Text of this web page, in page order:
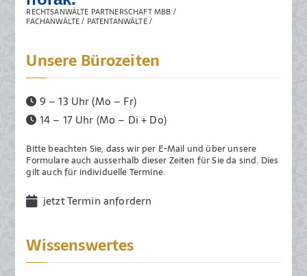
RECHTSANWÄLTE PARTNERSCHAFT MBB /
FACHANWÄLTE / PATENTANWÄLTE /
Unsere Bürozeiten
9 – 13 Uhr (Mo – Fr)
14 – 17 Uhr (Mo – Di + Do)
Bitte beachten Sie, dass wir per E-Mail und über unsere
Formulare auch ausserhalb dieser Zeiten für Sie da sind. Dies
gilt auch für individuelle Termine.
jetzt Termin anfordern
Wissenswertes